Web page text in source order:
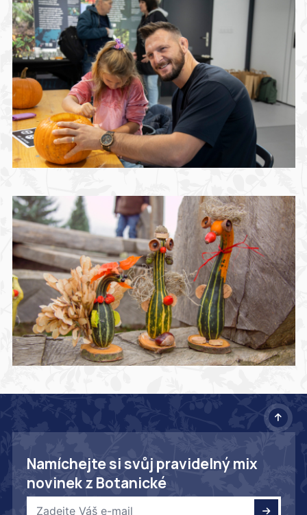
Namíchejte si svůj pravidelný mix
novinek z Botanické